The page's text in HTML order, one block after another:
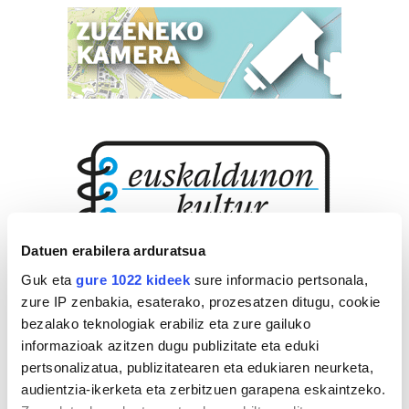
Datuen erabilera arduratsua
Guk eta gure 1022 kideek sure informacio pertsonala,
zure IP zenbakia, esaterako, prozesatzen ditugu, cookie
bezalako teknologiak erabiliz eta zure gailuko
informazioak azitzen dugu publizitate eta eduki
pertsonalizatua, publizitatearen eta edukiaren neurketa,
audientzia-ikerketa eta zerbitzuen garapena eskaintzeko.